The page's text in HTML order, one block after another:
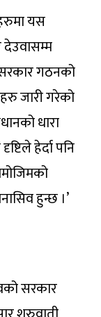
यस
गठनको
जारी गरेको
धारा
हेर्दा पनि
हुन्छ ।’
सरकार